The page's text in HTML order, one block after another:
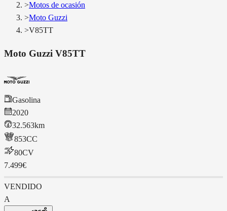
>Motos de ocasión
>Moto Guzzi
>V85TT
Moto Guzzi V85TT
Gasolina
2020
32.563km
853CC
80CV
7.499€
VENDIDO
A